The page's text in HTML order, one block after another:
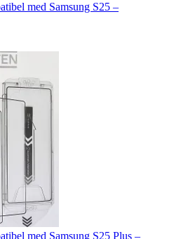
med Samsung S25 –
med Samsung S25 Plus –